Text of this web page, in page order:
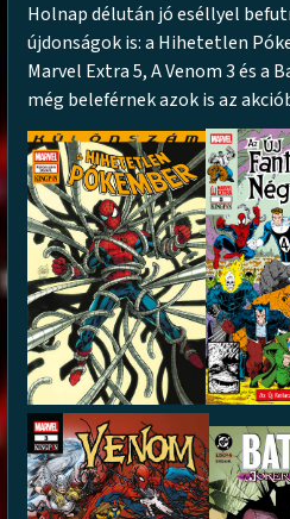
Holnap délután jó eséllyel
újdonságok is: a Hihetetlen
Marvel Extra 5, A Venom 3 és a
még beleférnek azok is az